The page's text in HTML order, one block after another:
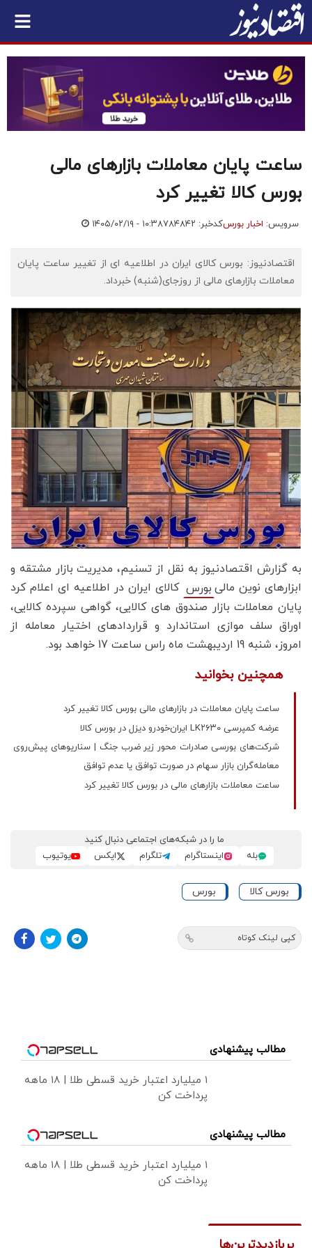
ساعت پایان معاملات بازارهای مالی
بورس کالا تغییر کرد
سرویس: اخبار بورسکدخبر: ۷۸۴۸۴۲ ۱۴۰۵/۰۲/۱۹ - ۱۰:۳۸
اقتصادنیوز: بورس کالای ایران در اطلاعیه ای از تغییر ساعت پایان
معاملات بازارهای مالی از روزجای(شنبه) خبرداد.
به گزارش اقتصادنیوز به نقل از تسنیم، مدیریت بازار مشتقه و
ابزارهای نوین مالی بورس کالای ایران در اطلاعیه ای اعلام کرد
پایان معاملات بازار صندوق های کالایی، گواهی سپرده کالایی،
اوراق سلف موازی استاندارد و قراردادهای اختیار معامله از
امروز، شنبه 19 اردیبهشت ماه راس ساعت 17 خواهد بود.
همچنین بخوانید
ساعت پایان معاملات در بازارهاى مالى بورس کالا تغییر کرد
عرضه کمپرسی LK۲۶۳۰ ایران‌خودرو دیزل در بورس کالا
شرکت‌های بورسی صادرات محور زیر ضرب جنگ | سناریوهای پیش‌روی
معامله‌گران بازار سهام در صورت توافق یا عدم توافق
ساعت معاملات بازارهای مالی در بورس کالا تغییر کرد
ما را در شبکه‌های اجتماعی دنبال کنید
بله
اینستاگرام تلگرام ایکس یوتیوب
بورس کالا بورس
کپی لینک کوتاه
مطالب پیشنهادی
۱ میلیارد اعتبار خرید قسطی طلا | ۱۸ ماهه
پرداخت کن
مطالب پیشنهادی
۱ میلیارد اعتبار خرید قسطی طلا | ۱۸ ماهه
پرداخت کن